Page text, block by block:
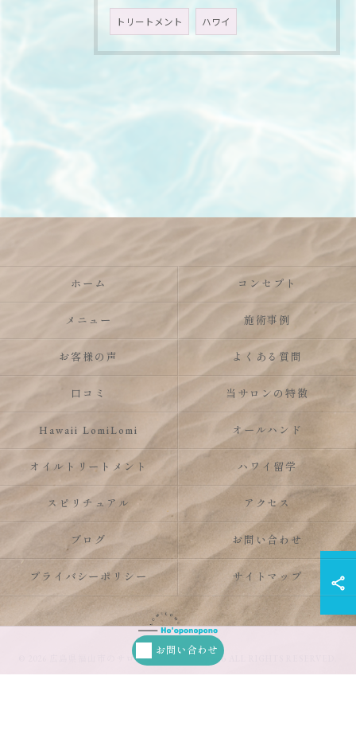
トリートメント ハワイ
お問い合わせ
ホーム コンセプト
メニュー 施術事例
お客様の声 よくある質問
口コミ 当サロンの特徴
Hawaii LomiLomi オールハンド
オイルトリートメント ハワイ留学
スピリチュアル アクセス
ブログ お問い合わせ
プライバシーポリシー サイトマップ
© 2026 広島県福山市のサロンならHo’oponopono ALL RIGHTS RESERVED.